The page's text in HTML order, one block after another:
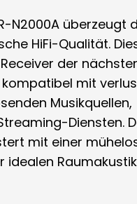
N2000A überzeugt
HiFi-Qualität.
der
mit
Musikquellen,
Diensten.
mit einer
idealen Raumakustik